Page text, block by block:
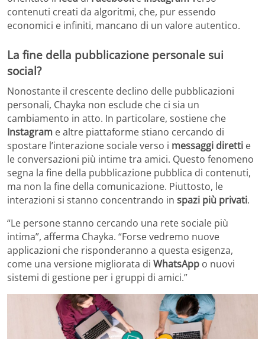
contenuti creati da algoritmi, che, pur essendo
economici e infiniti, mancano di un valore autentico.
La fine della pubblicazione personale sui
social?
Nonostante il crescente declino delle pubblicazioni
personali, Chayka non esclude che ci sia un
cambiamento in atto. In particolare, sostiene che
Instagram e altre piattaforme stiano cercando di
spostare l’interazione sociale verso i messaggi diretti e
le conversazioni più intime tra amici. Questo fenomeno
segna la fine della pubblicazione pubblica di contenuti,
ma non la fine della comunicazione. Piuttosto, le
interazioni si stanno concentrando in spazi più privati.
“Le persone stanno cercando una rete sociale più
intima”, afferma Chayka. “Forse vedremo nuove
applicazioni che risponderanno a questa esigenza,
come una versione migliorata di WhatsApp o nuovi
sistemi di gestione per i gruppi di amici.”